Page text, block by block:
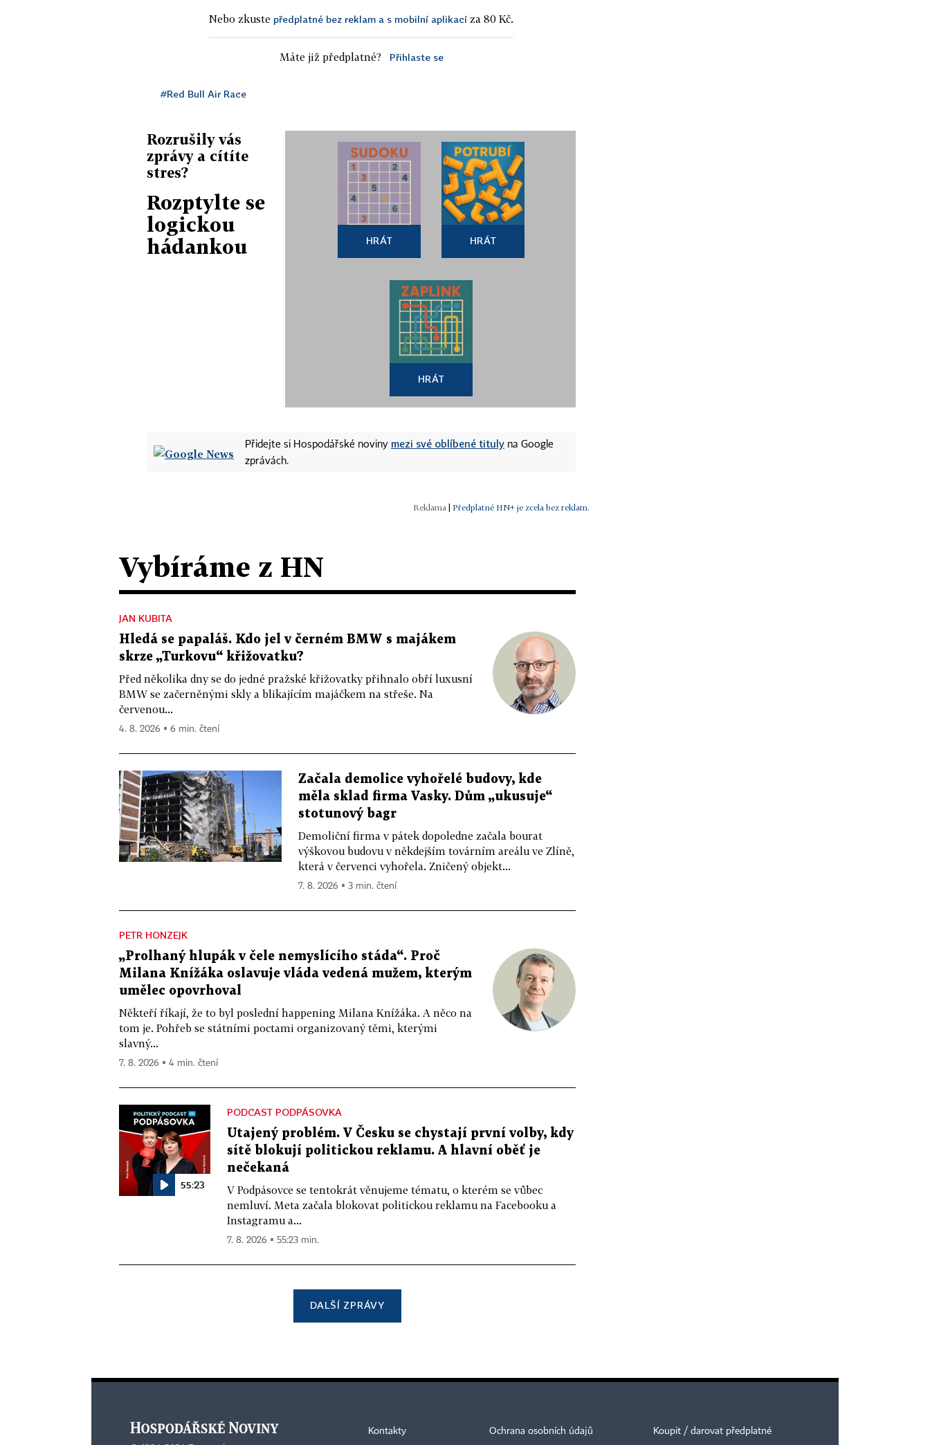
Nebo zkuste předplatné bez reklam a s mobilní aplikací za 80 Kč.
Máte již předplatné? Přihlaste se
#Red Bull Air Race
Rozrušily vás
zprávy a cítíte
stres?
Rozptylte se
logickou
hádankou
HRÁT HRÁT
HRÁT
Přidejte si Hospodářské noviny mezi své oblíbené tituly na Google
zprávách.
| Předplatné HN+ je zcela bez reklam.
Vybíráme z HN
JAN KUBITA
Hledá se papaláš. Kdo jel v černém BMW s majákem
skrze „Turkovu“ křižovatku?
Před několika dny se do jedné pražské křižovatky přihnalo obří luxusní
BMW se začerněnými skly a blikajícím majáčkem na střeše. Na
červenou...
4. 8. 2026 ▪ 6 min. čtení
Začala demolice vyhořelé budovy, kde
měla sklad firma Vasky. Dům „ukusuje“
stotunový bagr
Demoliční firma v pátek dopoledne začala bourat
výškovou budovu v někdejším továrním areálu ve Zlíně,
která v červenci vyhořela. Zničený objekt...
7. 8. 2026 ▪ 3 min. čtení
PETR HONZEJK
„Prolhaný hlupák v čele nemyslícího stáda“. Proč
Milana Knížáka oslavuje vláda vedená mužem, kterým
umělec opovrhoval
Někteří říkají, že to byl poslední happening Milana Knížáka. A něco na
tom je. Pohřeb se státními poctami organizovaný těmi, kterými
slavný...
7. 8. 2026 ▪ 4 min. čtení
55:23
PODCAST PODPÁSOVKA
Utajený problém. V Česku se chystají první volby, kdy
sítě blokují politickou reklamu. A hlavní oběť je
nečekaná
V Podpásovce se tentokrát věnujeme tématu, o kterém se vůbec
nemluví. Meta začala blokovat politickou reklamu na Facebooku a
Instagramu a...
7. 8. 2026 ▪ 55:23 min.
DALŠÍ ZPRÁVY
Kontakty Ochrana osobních údajů Koupit / darovat předplatné